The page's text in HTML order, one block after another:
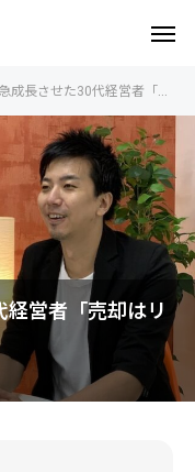
30代経営者「売却はリセットできる選択肢」
経営者「売却はリ